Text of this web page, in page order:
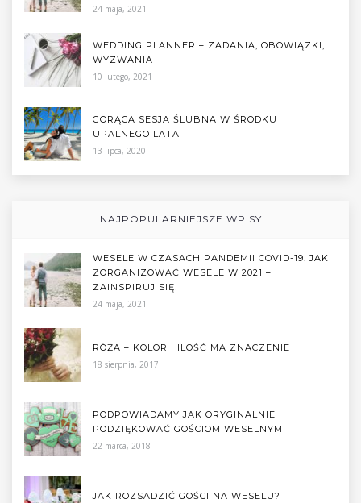
24 maja, 2021
WEDDING PLANNER – ZADANIA, OBOWIĄZKI,
WYZWANIA
10 lutego, 2021
GORĄCA SESJA ŚLUBNA W ŚRODKU
UPALNEGO LATA
13 lipca, 2020
NAJPOPULARNIEJSZE WPISY
WESELE W CZASACH PANDEMII COVID-19. JAK
ZORGANIZOWAĆ WESELE W 2021 –
ZAINSPIRUJ SIĘ!
24 maja, 2021
RÓŻA – KOLOR I ILOŚĆ MA ZNACZENIE
18 sierpnia, 2017
PODPOWIADAMY JAK ORYGINALNIE
PODZIĘKOWAĆ GOŚCIOM WESELNYM
22 marca, 2018
JAK ROZSADZIĆ GOŚCI NA WESELU?